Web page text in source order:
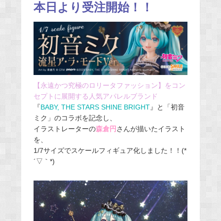
本日より受注開始！！
【永遠かつ究極のロリータファッション】をコン
セプトに展開する人気アパレルブランド
『BABY, THE STARS SHINE BRIGHT』と「初音
ミク」のコラボを記念し、
イラストレーターの森倉円さんが描いたイラスト
を、
1/7サイズでスケールフィギュア化しました！！(*
´▽｀*)